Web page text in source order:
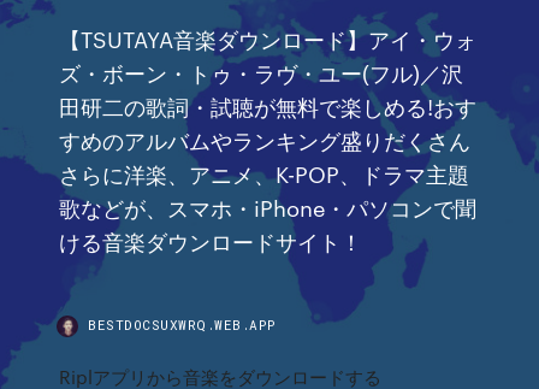
【TSUTAYA音楽ダウンロード】アイ・ウォ
ズ・ボーン・トゥ・ラヴ・ユー(フル)／沢
田研二の歌詞・試聴が無料で楽しめる!おす
すめのアルバムやランキング盛りだくさん
さらに洋楽、アニメ、K-POP、ドラマ主題
歌などが、スマホ・iPhone・パソコンで聞
ける音楽ダウンロードサイト！
BESTDOCSUXWRQ.WEB.APP
Riplアプリから音楽をダウンロードする